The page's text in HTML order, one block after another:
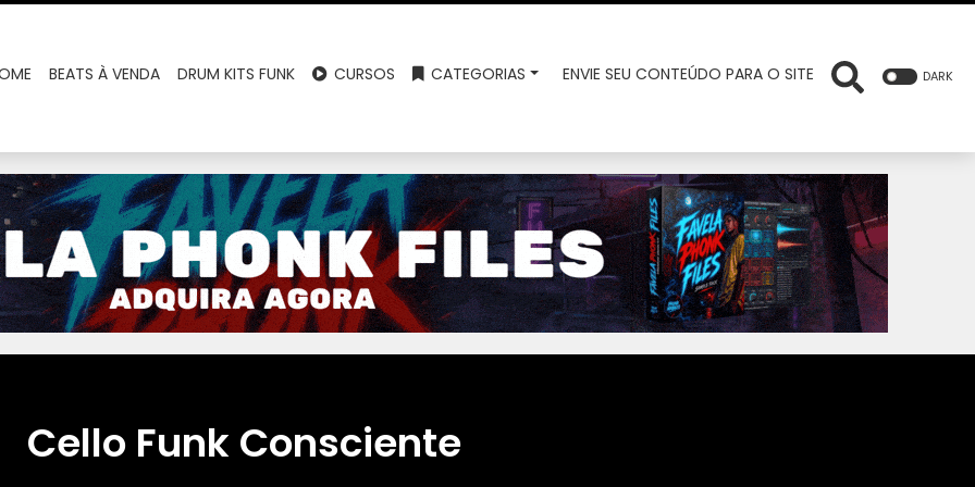
BEATS À VENDA DRUM KITS FUNK CURSOS CATEGORIAS ENVIE SEU CONTEÚDO PARA O SITE DARK
Cello Funk Consciente